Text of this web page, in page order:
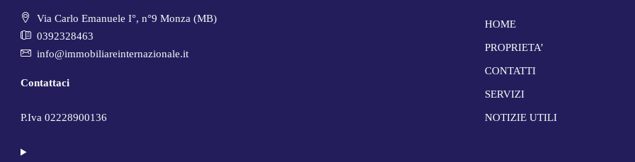
Via Carlo Emanuele I°, n°9 Monza (MB)
0392328463
info@immobiliareinternazionale.it
Contattaci
P.Iva 02228900136
HOME
PROPRIETA’
CONTATTI
SERVIZI
NOTIZIE UTILI